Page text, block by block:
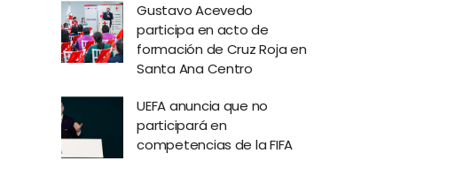
Gustavo Acevedo
participa en acto de
formación de Cruz Roja en
Santa Ana Centro
UEFA anuncia que no
participará en
competencias de la FIFA